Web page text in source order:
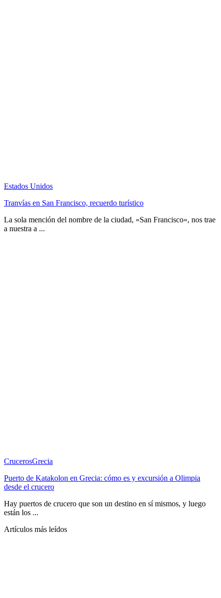
Estados Unidos
Tranvías en San Francisco, recuerdo turístico
La sola mención del nombre de la ciudad, «San Francisco«, nos trae
a nuestra a ...
CrucerosGrecia
Puerto de Katakolon en Grecia: cómo es y excursión a Olimpia
desde el crucero
Hay puertos de crucero que son un destino en sí mismos, y luego
están los ...
Artículos más leídos